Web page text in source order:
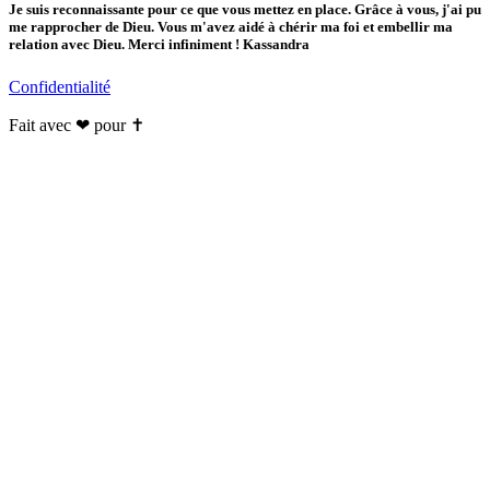
Je suis reconnaissante pour ce que vous mettez en place. Grâce à vous, j'ai pu
me rapprocher de Dieu. Vous m'avez aidé à chérir ma foi et embellir ma
relation avec Dieu. Merci infiniment ! Kassandra
Confidentialité
Fait avec ❤ pour ✝️️